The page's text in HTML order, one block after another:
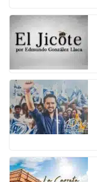
k
c
e
b
o
o
k
itt
er